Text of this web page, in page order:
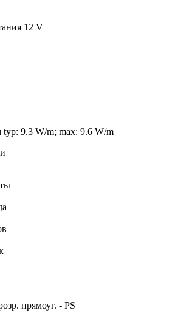
12 V
typ: 9.3 W/m; max: 9.6 W/m
прямоуг. - PS